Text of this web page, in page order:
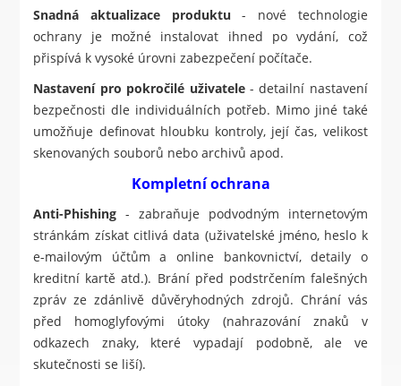
Snadná aktualizace produktu - nové technologie
ochrany je možné instalovat ihned po vydání, což
přispívá k vysoké úrovni zabezpečení počítače.
Nastavení pro pokročilé uživatele- detailní nastavení
bezpečnosti dle individuálních potřeb. Mimo jiné také
umožňuje definovat hloubku kontroly, její čas, velikost
skenovaných souborů nebo archivů apod.
Kompletní ochrana
Anti-Phishing - zabraňuje podvodným internetovým
stránkám získat citlivá data (uživatelské jméno, heslo k
e-mailovým účtům a online bankovnictví, detaily o
kreditní kartě atd.). Brání před podstrčením falešných
zpráv ze zdánlivě důvěryhodných zdrojů. Chrání vás
před homoglyfovými útoky (nahrazování znaků v
odkazech znaky, které vypadají podobně, ale ve
skutečnosti se liší).